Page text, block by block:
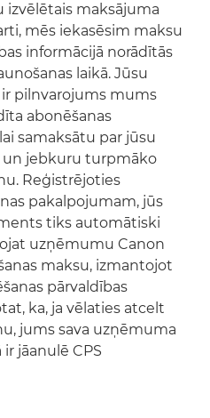
izvēlētais maksājuma
mēs iekasēsim maksu
informācijā norādītās
laikā. Jūsu
pilnvarojums mums
abonēšanas
samaksātu par jūsu
jebkuru turpmāko
Reģistrējoties
pakalpojumam, jūs
tiks automātiski
uzņēmumu Canon
maksu, izmantojot
pārvaldības
ka, ja vēlaties atcelt
jums sava uzņēmuma
jāanulē CPS